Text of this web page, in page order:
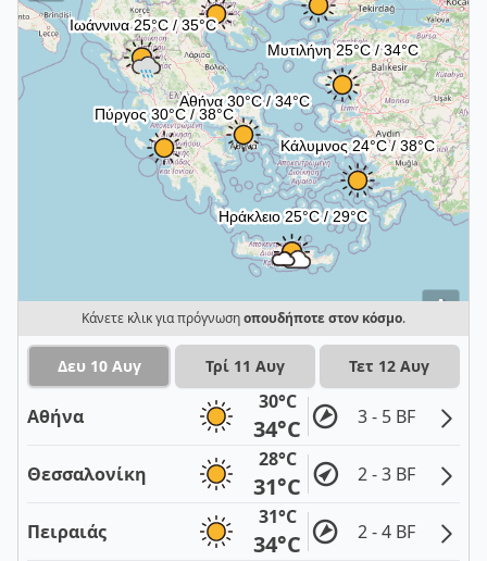
i
Κάνετε κλικ για πρόγνωσηοπουδήποτε στον κόσμο.
Δευ 10 Αυγ Τρί 11 Αυγ Τετ 12 Αυγ
Αθήνα
30°C
34°C 3 - 5 BF
Θεσσαλονίκη
28°C
31°C 2 - 3 BF
Πειραιάς
31°C
34°C 2 - 4 BF